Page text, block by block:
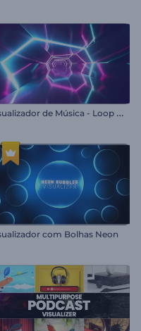
V
isualizador de Música - Loop Neon
com Bolhas Neon